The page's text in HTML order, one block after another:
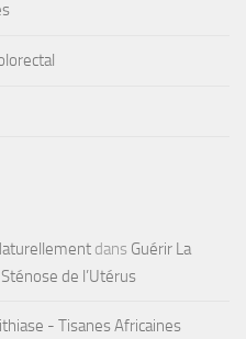
dans Guérir La
de l’Utérus
- Tisanes Africaines